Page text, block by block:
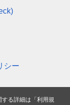
シー
する詳細は「利用規